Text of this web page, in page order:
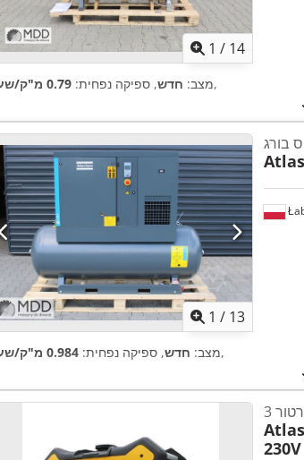
1 / 14
מצב: חדש, ספיקה נפחית: 0.79 מ"ק/שעה ,
1 / 13
בורג
מצב: חדש, ספיקה נפחית: 0.984 מ"ק/שעה ,
230V